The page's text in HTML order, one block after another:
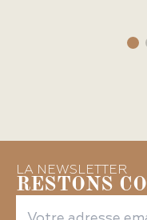
LA NEWSLETTER
RESTONS